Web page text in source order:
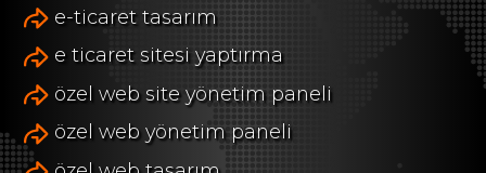
e-ticaret tasarım
e ticaret sitesi yaptırma
özel web site yönetim paneli
özel web yönetim paneli